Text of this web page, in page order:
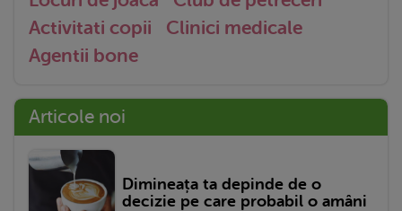
Activitati copii
Clinici medicale
Agentii bone
Articole noi
Dimineața ta depinde de o
decizie pe care probabil o amâni